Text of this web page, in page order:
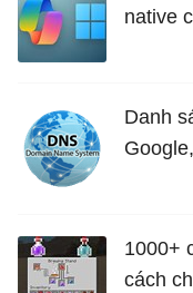
native
Danh
1000+
cách